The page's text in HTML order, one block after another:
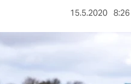
15.5.2020